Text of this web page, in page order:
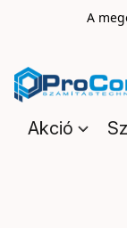
A
Akció